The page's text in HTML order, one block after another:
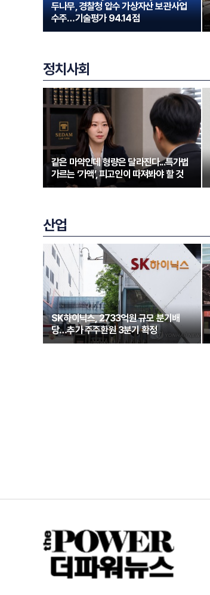
두나무, 경찰청 압수 가상자산 보관사업
수주…기술평가 94.14점
정치사회
같은 마약인데 형량은 달라진다...특가법
가르는 ‘가액’, 피고인이 따져봐야 할 것
산업
SK하이닉스, 2733억원 규모 분기배
당…추가 주주환원 3분기 확정